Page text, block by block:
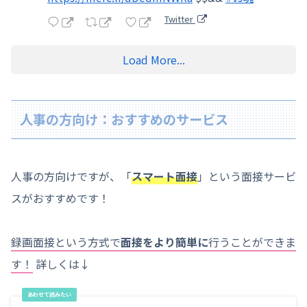
Twitter
Load More...
人事の方向け：おすすめのサービス
人事の方向けですが、「スマート面接」という面接サービ
スがおすすめです！
録画面接という方式で面接をより簡単に行うことができま
す！ 詳しくは↓